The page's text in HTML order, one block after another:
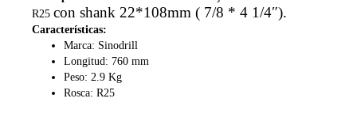
R25 con shank 22*108mm ( 7/8 * 4 1/4″).
Características:
Marca: Sinodrill
Longitud: 760 mm
Peso: 2.9 Kg
Rosca: R25